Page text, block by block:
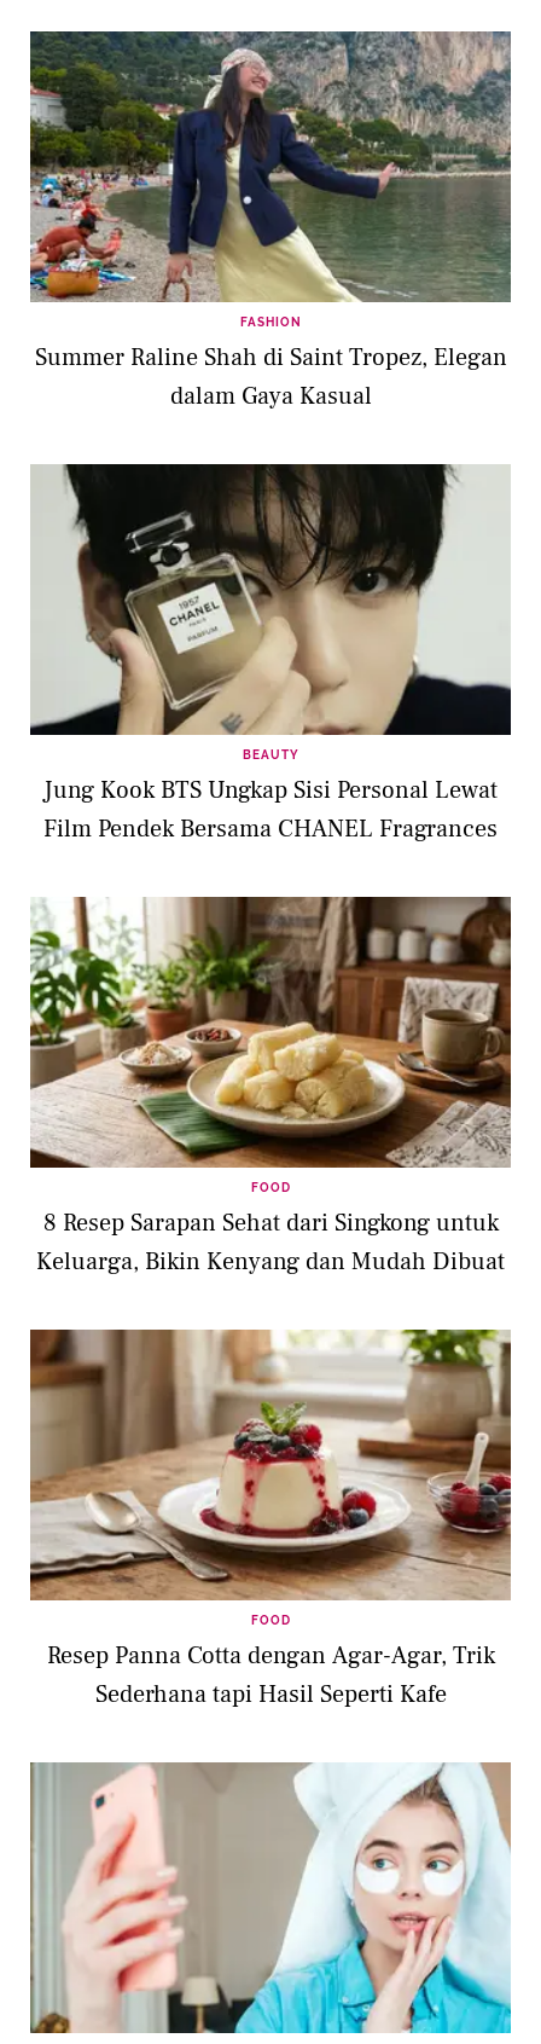
FASHION
Summer Raline Shah di Saint Tropez, Elegan
dalam Gaya Kasual
BEAUTY
Jung Kook BTS Ungkap Sisi Personal Lewat
Film Pendek Bersama CHANEL Fragrances
FOOD
8 Resep Sarapan Sehat dari Singkong untuk
Keluarga, Bikin Kenyang dan Mudah Dibuat
FOOD
Resep Panna Cotta dengan Agar-Agar, Trik
Sederhana tapi Hasil Seperti Kafe